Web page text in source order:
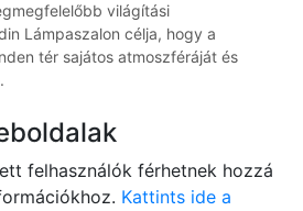
világítási
Lámpaszalon célja, hogy a
tér sajátos atmoszféráját és
felhasználók férhetnek hozzá
Kattints ide a